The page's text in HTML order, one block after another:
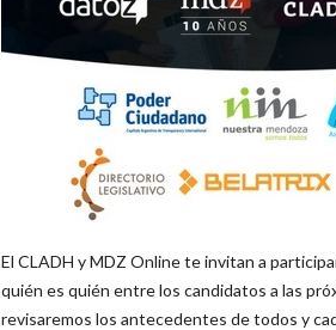
El CLADH y MDZ Online te invitan a
quién es quién entre los candidatos a las
revisaremos los antecedentes de todos y